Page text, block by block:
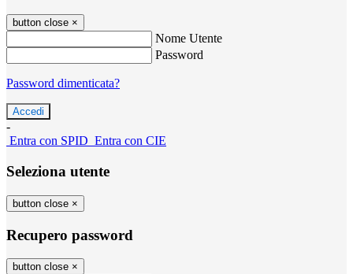
button close ×
Nome Utente
Password
Password dimenticata?
-
Entra con SPID Entra con CIE
Seleziona utente
button close ×
Recupero password
button close ×